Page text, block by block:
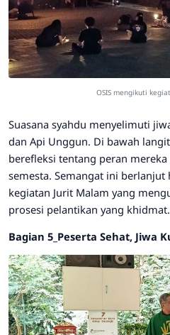
OSIS mengikuti
​Suasana syahdu menyelimuti
dan Api Unggun. Di bawah
berefleksi tentang peran
semesta. Semangat ini
kegiatan Jurit Malam yang
prosesi pelantikan yang khidmat.
​Bagian 5_ Peserta Sehat, Jiwa